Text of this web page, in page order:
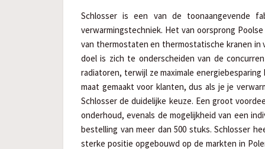
Schlosser is een van de toonaangevende
verwarmingstechniek. Het van oorsprong
van thermostaten en thermostatische kranen in
doel is zich te onderscheiden van de
radiatoren, terwijl ze maximale
maat gemaakt voor klanten, dus als je je
Schlosser de duidelijke keuze. Een groot
onderhoud, evenals de mogelijkheid van een
bestelling van meer dan 500 stuks. Schlosser
sterke positie opgebouwd op de markten in